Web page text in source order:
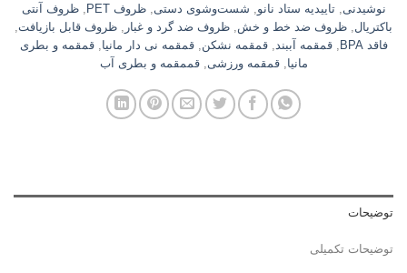
نوشیدنی ,تاییدیه ستاد نانو شست‌وشوی دستی ,ظروف PET ,ظروف آنتی
باکتریال ظروف ضد خط و خش ظروف ضد گرد و غبار ظروف قابل بازیافت
فاقد BPA
,قمقمه آببند ,قمقمه نشکن ,قمقمه نی دار مانیا ,قمقمه و بطری
مانیا ,قمقمه ورزشی ,قممقمه و بطری آب
توضیحات
توضیحات تکمیلی